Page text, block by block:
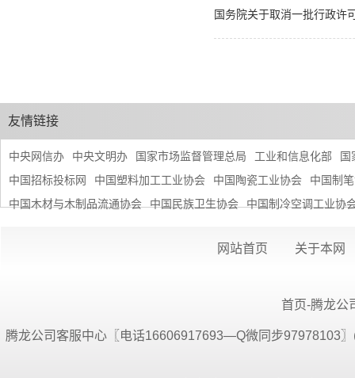
国务院关于取消一批行政许
友情链接
中央网信办 中央文明办 国家市场监督管理总局 工业和信息化部
国
中国招标投标网
中国塑料加工工业协会 中国陶瓷工业协会
中国制
中国木材与木制品流通协会
中国民族卫生协会 中国制冷空调工业协
网站首页 关于本网
首页-腾龙公
腾龙公司客服中心〖电话16606917693—Q微同步97978103